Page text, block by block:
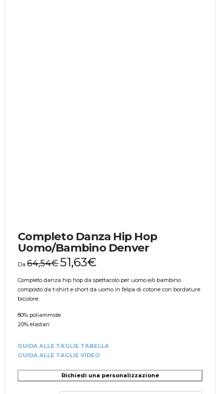
Completo Danza Hip Hop
Uomo/Bambino Denver
Da64,54€51,63€
Completo danza hip hop da spettacolo per uomo e/o bambino
composto da t-shirt e short da uomo in felpa di cotone con bordature
bicolore.
80% poliammide
20% elastan
GUIDA ALLE TAGLIE TABELLA
GUIDA ALLE TAGLIE VIDEO
Richiedi una personalizzazione